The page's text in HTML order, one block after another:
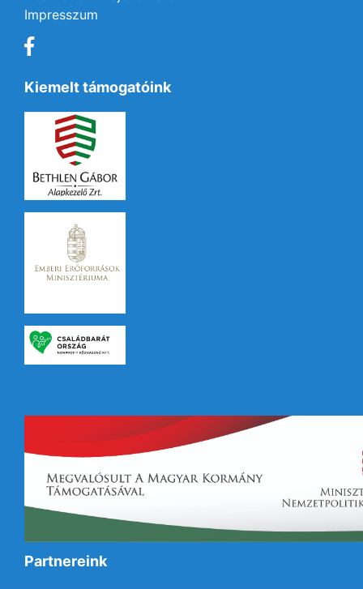
Impresszum
Kiemelt támogatóink
Partnereink